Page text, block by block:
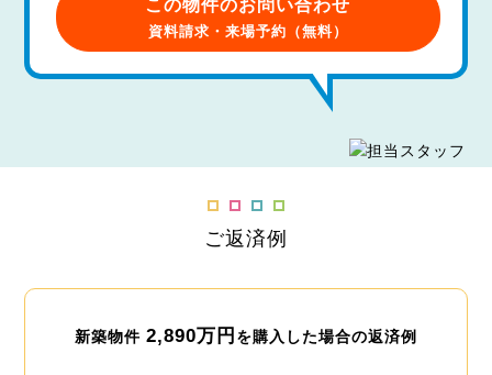
この物件のお問い合わせ
資料請求・来場予約（無料）
ご返済例
新築物件 2,890万円 を購入した場合の返済例